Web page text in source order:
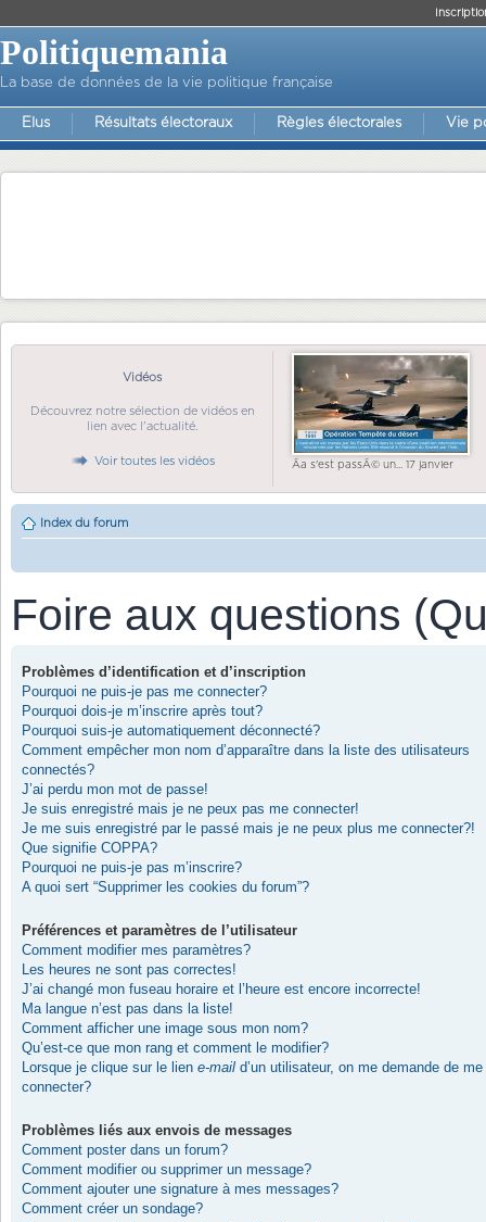
Politiquemania
La base de données de la vie politique française
Elus Résultats électoraux Règles électorales Vie
Vidéos
Découvrez notre sélection de vidéos en
lien avec l'actualité.
Voir toutes les vidéos Ãa s'est passÃ© un... 17 janvier
Index du forum
Foire aux questions
Problèmes d’identification et d’inscription
Pourquoi ne puis-je pas me connecter?
Pourquoi dois-je m’inscrire après tout?
Pourquoi suis-je automatiquement déconnecté?
Comment empêcher mon nom d’apparaître dans la liste des utilisateurs
connectés?
J’ai perdu mon mot de passe!
Je suis enregistré mais je ne peux pas me connecter!
Je me suis enregistré par le passé mais je ne peux plus me connecter?!
Que signifie COPPA?
Pourquoi ne puis-je pas m’inscrire?
A quoi sert “Supprimer les cookies du forum”?
Préférences et paramètres de l’utilisateur
Comment modifier mes paramètres?
Les heures ne sont pas correctes!
J’ai changé mon fuseau horaire et l’heure est encore incorrecte!
Ma langue n’est pas dans la liste!
Comment afficher une image sous mon nom?
Qu’est-ce que mon rang et comment le modifier?
Lorsque je clique sur le lien e-mail d’un utilisateur, on me demande de me
connecter?
Problèmes liés aux envois de messages
Comment poster dans un forum?
Comment modifier ou supprimer un message?
Comment ajouter une signature à mes messages?
Comment créer un sondage?